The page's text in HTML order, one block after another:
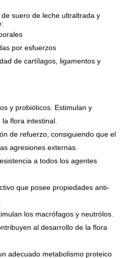
suero de leche ultraltrada y
por esfuerzos
de cartílagos, ligamentos y
y probióticos. Estimulan y
flora intestinal.
de refuerzo, consiguiendo que el
agresiones externas.
a todos los agentes
que posee propiedades anti-
los macrófagos y neutrólos.
al desarrollo de la flora
adecuado metabolismo proteico